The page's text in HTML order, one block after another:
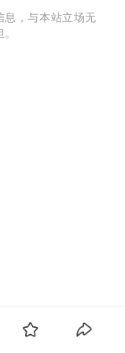
息，与本站立场无